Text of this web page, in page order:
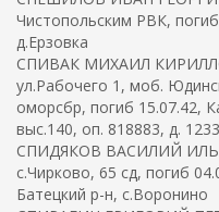
Чистопольским РВК,
д.Ерзовка
СПИВАК МИХАИЛ
ул.Рабочего 1, моб.
оморсбр, погиб 15.07.42,
выс.140, оп. 818883, д. 1233
СПИДЯКОВ ВАСИЛИЙ
с.Чирково, 65 сд, погиб
Батецкий р-н, с.Воронино